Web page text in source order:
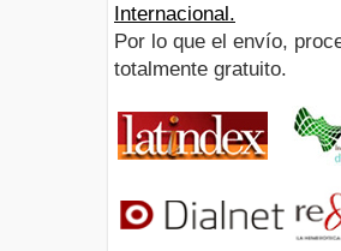
Internacional.
Por lo que el envío,
totalmente gratuito.